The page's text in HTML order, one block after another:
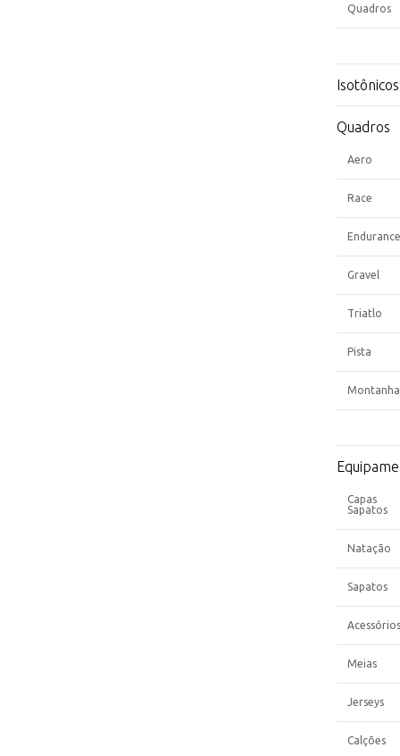
Quadros
Isotônicos
Quadros
Aero
Race
Endurance
Gravel
Triatlo
Pista
Montanha
Capas
Sapatos
Natação
Sapatos
Acessórios
Meias
Jerseys
Calções